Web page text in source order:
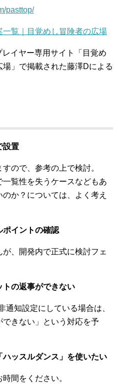
覧｜目覚めし冒険者の広場
イヤー専用サイト「目覚め
」で掲載された藤澤Dによる
設置
ので、参考の上で検討。
覧性を失うケースなどもあ
か？については、よく考え
ポイントの確認
、開発内で正式に検討フェ
トの返事ができない
通知設定にしている場合は、
きない」という対応を予
ハッスルダンス」を使いたい
間をください。